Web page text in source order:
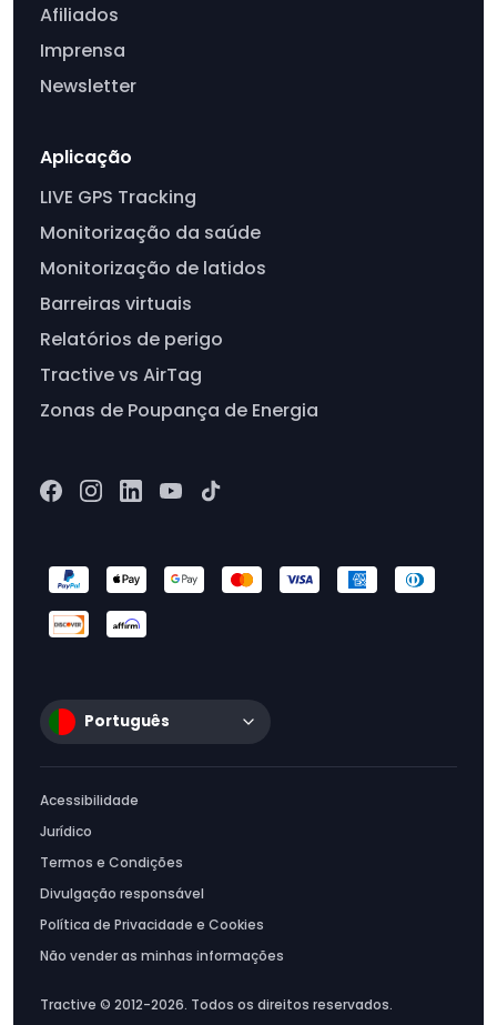
Afiliados
Imprensa
Newsletter
Aplicação
LIVE GPS Tracking
Monitorização da saúde
Monitorização de latidos
Barreiras virtuais
Relatórios de perigo
Tractive vs AirTag
Zonas de Poupança de Energia
Português
Acessibilidade
Jurídico
Termos e Condições
Divulgação responsável
Política de Privacidade e Cookies
Não vender as minhas informações
Tractive © 2012-2026. Todos os direitos reservados.